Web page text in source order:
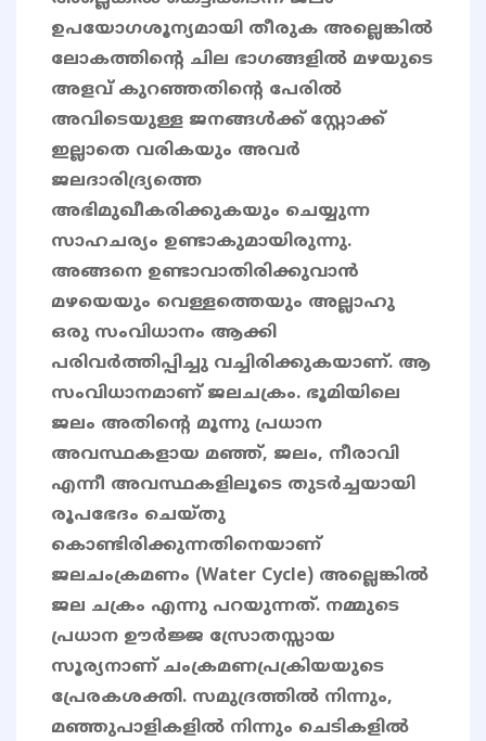
ഉപയോഗശൂന്യമായി തീരുക അല്ലെങ്കിൽ
ലോകത്തിന്റെ ചില ഭാഗങ്ങളിൽ മഴയുടെ
അളവ് കുറഞ്ഞതിന്റെ പേരിൽ
അവിടെയുള്ള ജനങ്ങൾക്ക് സ്റ്റോക്ക്
ഇല്ലാതെ വരികയും അവർ
ജലദാരിദ്ര്യത്തെ
അഭിമുഖീകരിക്കുകയും ചെയ്യുന്ന
സാഹചര്യം ഉണ്ടാകുമായിരുന്നു.
അങ്ങനെ ഉണ്ടാവാതിരിക്കുവാൻ
മഴയെയും വെള്ളത്തെയും അല്ലാഹു
ഒരു സംവിധാനം ആക്കി
പരിവർത്തിപ്പിച്ചു വച്ചിരിക്കുകയാണ്. ആ
സംവിധാനമാണ് ജലചക്രം. ഭൂമിയിലെ
ജലം അതിന്റെ മൂന്നു പ്രധാന
അവസ്ഥകളായ മഞ്ഞ്, ജലം, നീരാവി
എന്നീ അവസ്ഥകളിലൂടെ തുടർച്ചയായി
രൂപഭേദം ചെയ്തു
കൊണ്ടിരിക്കുന്നതിനെയാണ്
ജലചംക്രമണം (Water Cycle) അല്ലെങ്കിൽ
ജല ചക്രം എന്നു പറയുന്നത്. നമ്മുടെ
പ്രധാന ഊർജ്ജ സ്രോതസ്സായ
സൂര്യനാണ്‌ ചംക്രമണപ്രക്രിയയുടെ
പ്രേരകശക്തി. സമുദ്രത്തിൽ നിന്നും,
മഞ്ഞുപാളികളിൽ നിന്നും ചെടികളിൽ